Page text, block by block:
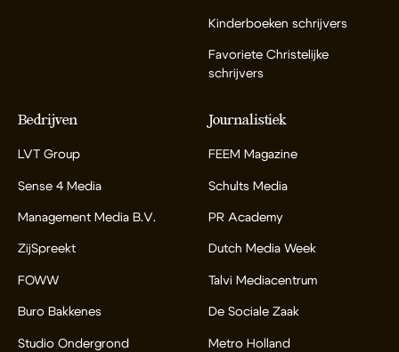
Kinderboeken schrijvers
Favoriete Christelijke
schrijvers
Bedrijven
LVT Group
Sense 4 Media
Management Media B.V.
ZijSpreekt
FOWW
Buro Bakkenes
Studio Ondergrond
Journalistiek
FEEM Magazine
Schults Media
PR Academy
Dutch Media Week
Talvi Mediacentrum
De Sociale Zaak
Metro Holland